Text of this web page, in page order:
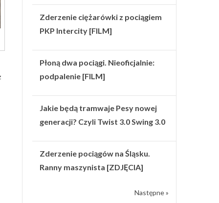
Zderzenie ciężarówki z pociągiem
PKP Intercity [FILM]
Płoną dwa pociągi. Nieoficjalnie:
podpalenie [FILM]
Jakie będą tramwaje Pesy nowej
generacji? Czyli Twist 3.0 Swing 3.0
Zderzenie pociągów na Śląsku.
Ranny maszynista [ZDJĘCIA]
Następne »